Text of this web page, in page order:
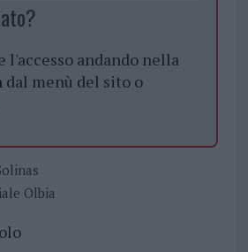
l'accesso andando nella
dal menù del sito o
Olbia